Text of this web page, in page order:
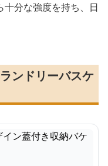
分な強度を持ち、日
ンドリーバスケ